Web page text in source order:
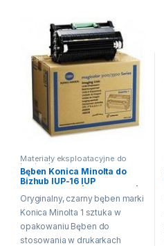
Materiały eksploatacyjne do
kopiarek
Bęben Konica Minolta do
Bizhub IUP-16 IUP
black
Oryginalny, czarny bęben marki
Konica Minolta 1 sztuka w
opakowaniu Bęben do
stosowania w drukarkach